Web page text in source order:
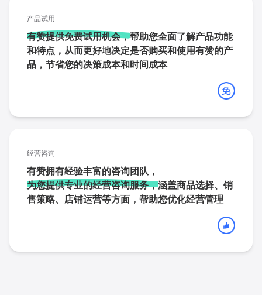
产品试用
有赞提供免费试用机会，帮助您全面了解产品功能
和特点，从而更好地决定是否购买和使用有赞的产
品，节省您的决策成本和时间成本
经营咨询
有赞拥有经验丰富的咨询团队，
为您提供专业的经营咨询服务，涵盖商品选择、销
售策略、店铺运营等方面，帮助您优化经营管理